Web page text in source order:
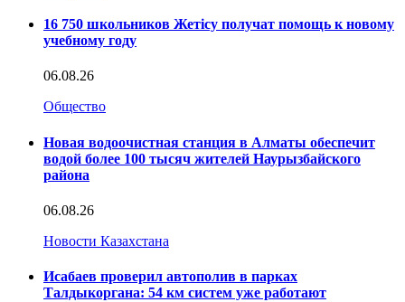
16 750 школьников Жетісу получат помощь к новому
учебному году
06.08.26
Общество
Новая водоочистная станция в Алматы обеспечит
водой более 100 тысяч жителей Наурызбайского
района
06.08.26
Новости Казахстана
Исабаев проверил автополив в парках
Талдыкоргана: 54 км систем уже работают